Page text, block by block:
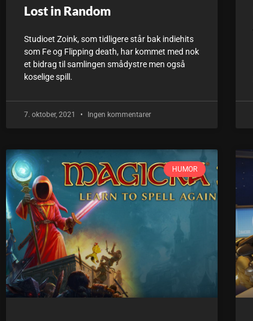
Lost in Random
Studioet Zoink, som tidligere står bak indiehits
som Fe og Flipping death, har kommet med nok
et bidrag til samlingen smådystre men også
koselige spill.
7. oktober, 2021 Ingen kommentarer
HUMOR